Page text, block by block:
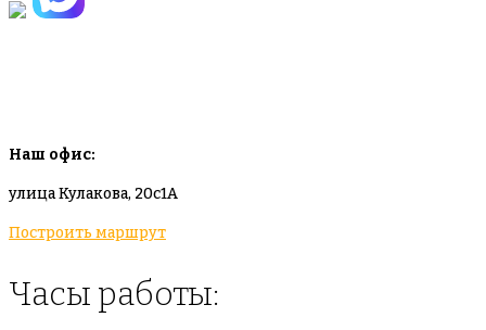
Наш офис:
улица Кулакова, 20с1А
Построить маршрут
Часы работы: